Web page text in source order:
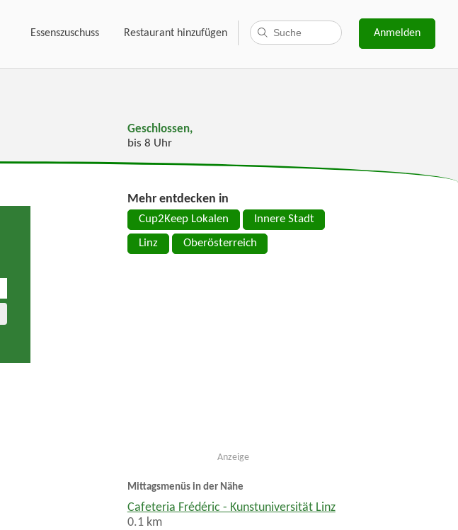
Essenszuschuss Restaurant hinzufügen Anmelden
Geschlossen,
bis 8 Uhr
Mehr entdecken in
Cup2Keep Lokalen Innere Stadt
Linz Oberösterreich
Anzeige
Mittagsmenüs in der Nähe
Cafeteria Frédéric - Kunstuniversität Linz
0.1 km